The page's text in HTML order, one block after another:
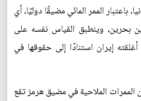
باعتبار الممر المائي مضيقًا دوليًا، أي
بحرين، وينطبق القياس نفسه على
إيران استنادًا إلى حقوقها في
الممرات الملاحية في مضيق هرمز تقع